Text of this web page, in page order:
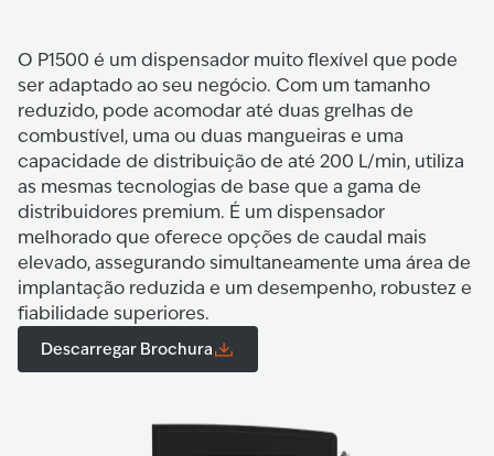
O P1500 é um dispensador muito flexível que pode
ser adaptado ao seu negócio. Com um tamanho
reduzido, pode acomodar até duas grelhas de
combustível, uma ou duas mangueiras e uma
capacidade de distribuição de até 200 L/min, utiliza
as mesmas tecnologias de base que a gama de
distribuidores premium. É um dispensador
melhorado que oferece opções de caudal mais
elevado, assegurando simultaneamente uma área de
implantação reduzida e um desempenho, robustez e
fiabilidade superiores.
Descarregar Brochura